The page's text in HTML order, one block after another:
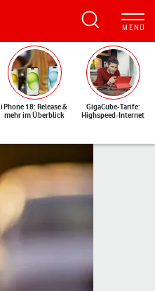
iPhone 18: Release &
mehr im Überblick
GigaCube-Tarife:
Highspeed-Internet